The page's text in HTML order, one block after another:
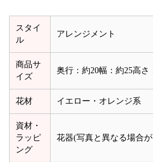
スタイ
ル
アレンジメント
商品サ
イズ
奥行：約20幅：約25高さ
花材 イエロー・オレンジ系
資材・
ラッピ
ング
花器(写真と異なる場合